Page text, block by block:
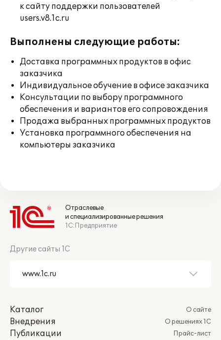
к сайту поддержки пользователей
users.v8.1c.ru
Выполнены следующие работы:
Доставка программных продуктов в офис
заказчика
Индивидуальное обучение в офисе заказчика
Консультации по выбору программного
обеспечения и вариантов его сопровождения
Продажа выбранных программных продуктов
Установка программного обеспечения на
компьютеры заказчика
Отраслевые
и специализированные решения
1С:Предприятие
Другие сайты 1С
Каталог
Внедрения
Публикации
О сайте
О решениях 1С
Прайс-лист